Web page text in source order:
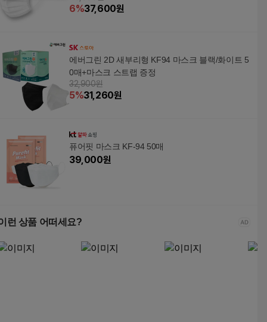
6%37,600원
에버그린 2D 새부리형 KF94 마스크 블랙/화이트 5
0매+마스크 스트랩 증정
32,900원
5%31,260원
퓨어핏 마스크 KF-94 50매
39,000원
런 상품 어떠세요?